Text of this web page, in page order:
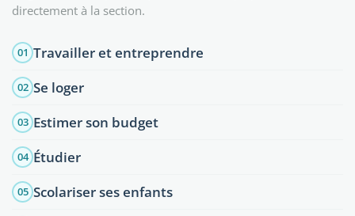
directement à la section.
01 Travailler et entreprendre
02 Se loger
03 Estimer son budget
04 Étudier
05 Scolariser ses enfants